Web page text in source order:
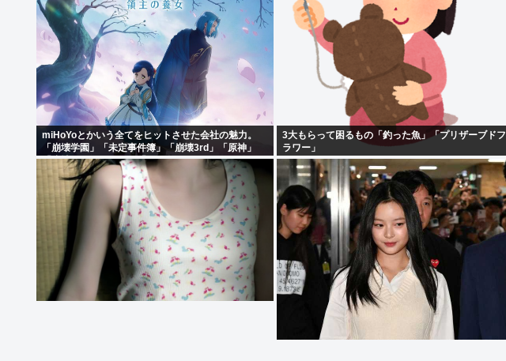
miHoYoとかいう全てをヒットさせた会社の魅力。
「崩壊学園」「未定事件簿」「崩壊3rd」「原神」
「崩壊スターレイル」「ゼンゼロ」
3大もらって困るもの「釣った魚」「プリザーブドフ
ラワー」